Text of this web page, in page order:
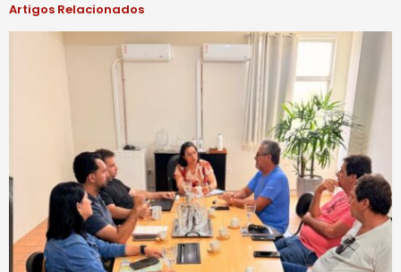
Artigos Relacionados